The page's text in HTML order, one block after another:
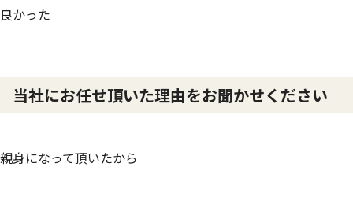
良かった
当社にお任せ頂いた理由をお聞かせください
親身になって頂いたから